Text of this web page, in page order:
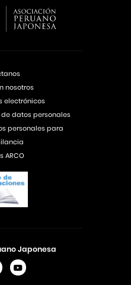
Japonesa
nosotros
electrónicos
datos personales
personales para
ARCO